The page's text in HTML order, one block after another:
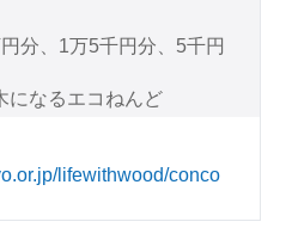
分、1万5千円分、5千円
になるエコねんど
lifewithwood/conco